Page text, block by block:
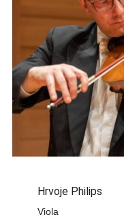
Hrvoje Philips
Viola